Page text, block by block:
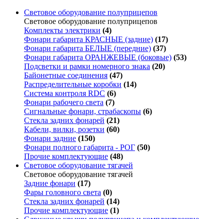
Световое оборудование полуприцепов
Световое оборудование полуприцепов
Комплекты электрики (4)
Фонари габарита КРАСНЫЕ (задние) (17)
Фонари габарита БЕЛЫЕ (передние) (37)
Фонари габарита ОРАНЖЕВЫЕ (боковые) (53)
Подсветки и рамки номерного знака (20)
Байонетные соединения (47)
Распределительные коробки (14)
Система контроля RDC (6)
Фонари рабочего света (7)
Сигнальные фонари, страбаскопы (6)
Стекла задних фонарей (21)
Кабели, вилки, розетки (60)
Фонари задние (150)
Фонари полного габарита - РОГ (50)
Прочие комплектующие (48)
Световое оборудование тягачей
Световое оборудование тягачей
Задние фонари (17)
Фары головного света (0)
Стекла задних фонарей (14)
Прочие комплектующие (1)